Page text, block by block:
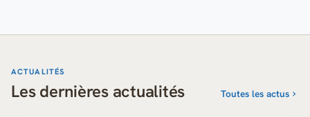
ACTUALITÉS
Les dernières actualités Toutes les actus